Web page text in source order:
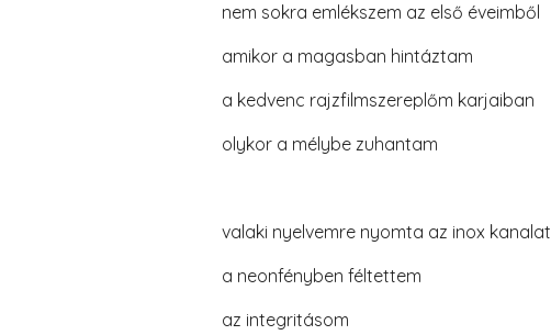
nem sokra emlékszem az első éveimből
amikor a magasban hintáztam
a kedvenc rajzfilmszereplőm karjaiban
olykor a mélybe zuhantam
valaki nyelvemre nyomta az inox kanalat
a neonfényben féltettem
az integritásom